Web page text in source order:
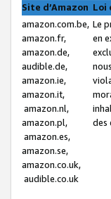
Site d’Amazon Loi
amazon.com.be,
amazon.fr,
amazon.de,
audible.de,
amazon.ie,
amazon.it,
amazon.nl,
amazon.pl,
amazon.es,
amazon.se,
amazon.co.uk,
audible.co.uk
Le
en
des